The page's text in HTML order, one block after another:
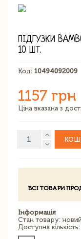
ПІДГУЗКИ
10 ШТ.
Код: 10494092009
1157 грн
Ціна вказана з
ВСІ ТОВАРИ
Інформація
Стан товару:
Доступна